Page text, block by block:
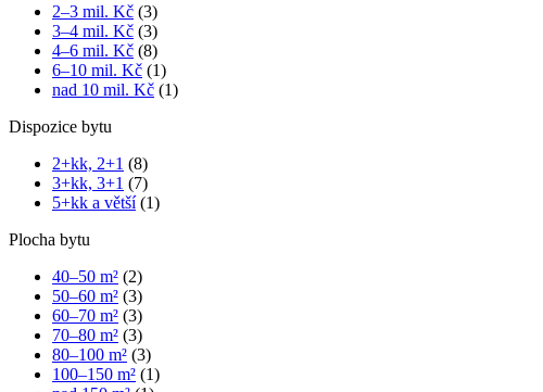
2–3 mil. Kč (3)
3–4 mil. Kč (3)
4–6 mil. Kč (8)
6–10 mil. Kč (1)
nad 10 mil. Kč (1)
Dispozice bytu
2+kk, 2+1 (8)
3+kk, 3+1 (7)
5+kk a větší(1)
Plocha bytu
40–50 m² (2)
50–60 m² (3)
60–70 m² (3)
70–80 m² (3)
80–100 m² (3)
100–150 m² (1)